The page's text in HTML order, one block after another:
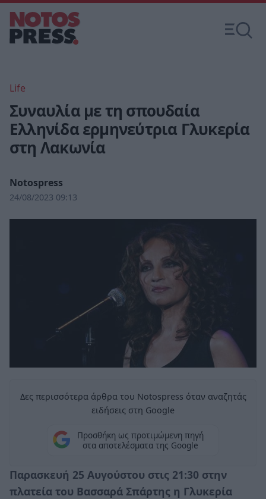
Life
Συναυλία με τη σπουδαία
Ελληνίδα ερμηνεύτρια Γλυκερία
στη Λακωνία
Notospress
24/08/2023 09:13
Δες περισσότερα άρθρα του Notospress όταν αναζητάς
ειδήσεις στη Google
Προσθήκη ως προτιμώμενη πηγή
στα αποτελέσματα της Google
Παρασκευή 25 Αυγούστου στις 21:30 στην
πλατεία του Βασσαρά Σπάρτης η Γλυκερία